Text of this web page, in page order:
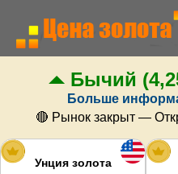
Цена
Цена
Бычий
Больше
🔴 Рынок закрыт —
Унция золота